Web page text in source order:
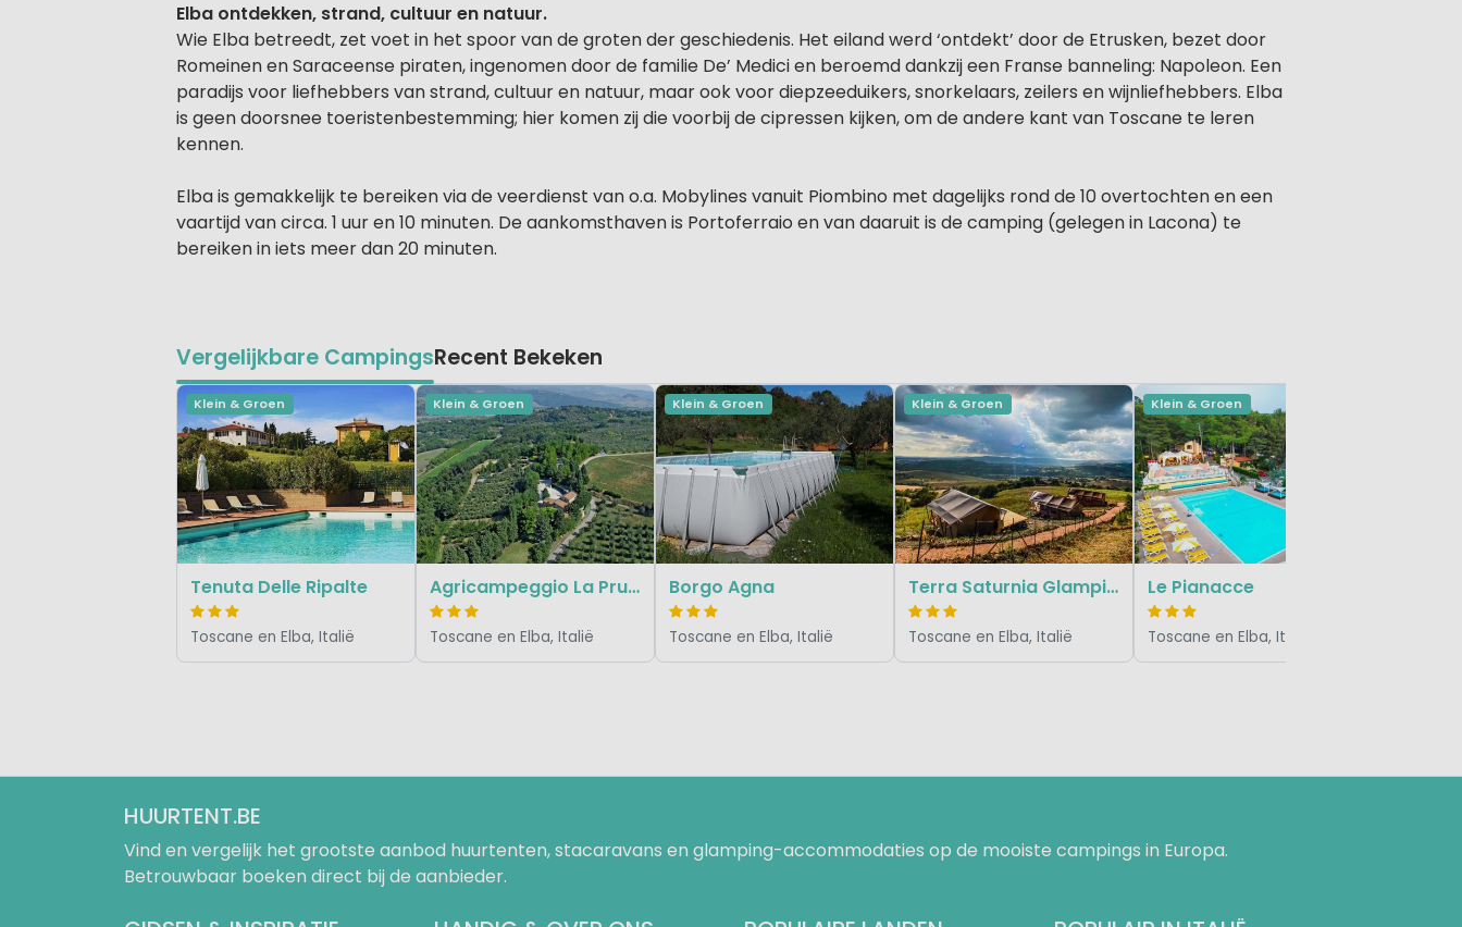
Elba ontdekken, strand, cultuur en natuur.
Wie Elba betreedt, zet voet in het spoor van de groten der geschiedenis. Het eiland werd ‘ontdekt’ door de Etrusken, bezet door
Romeinen en Saraceense piraten, ingenomen door de familie De’ Medici en beroemd dankzij een Franse banneling: Napoleon. Een
paradijs voor liefhebbers van strand, cultuur en natuur, maar ook voor diepzeeduikers, snorkelaars, zeilers en wijnliefhebbers. Elba
is geen doorsnee toeristenbestemming; hier komen zij die voorbij de cipressen kijken, om de andere kant van Toscane te leren
kennen.
Elba is gemakkelijk te bereiken via de veerdienst van o.a. Mobylines vanuit Piombino met dagelijks rond de 10 overtochten en een
vaartijd van circa. 1 uur en 10 minuten. De aankomsthaven is Portoferraio en van daaruit is de camping (gelegen in Lacona) te
bereiken in iets meer dan 20 minuten.
Vergelijkbare CampingsRecent Bekeken
Klein & Groen
Tenuta Delle Ripalte
Toscane en Elba, Italië
Klein & Groen
Agricampeggio La Prugnola
Toscane en Elba, Italië
Klein & Groen
Borgo Agna
Toscane en Elba, Italië
Klein & Groen
Terra Saturnia Glamping
Toscane en Elba, Italië
Klein & Groen
Le Pianacce
Toscane en Elba, Italië
HUURTENT.BE
Vind en vergelijk het grootste aanbod huurtenten, stacaravans en glamping-accommodaties op de mooiste campings in Europa.
Betrouwbaar boeken direct bij de aanbieder.